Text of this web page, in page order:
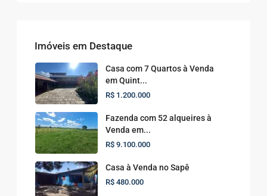
Imóveis em Destaque
Casa com 7 Quartos à Venda
em Quint...
R$ 1.200.000
Fazenda com 52 alqueires à
Venda em...
R$ 9.100.000
Casa à Venda no Sapê
R$ 480.000